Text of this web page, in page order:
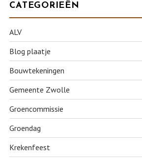
CATEGORIEËN
ALV
Blog plaatje
Bouwtekeningen
Gemeente Zwolle
Groencommissie
Groendag
Krekenfeest